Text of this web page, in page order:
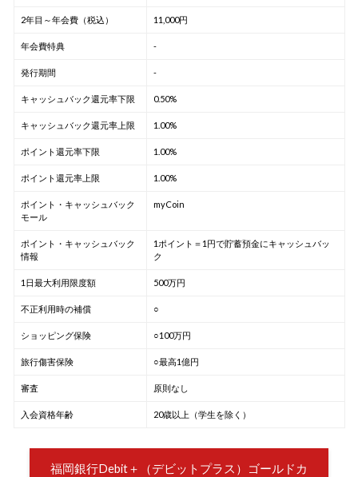
2年目～年会費（税込） 11,000円
年会費特典 -
発行期間 -
キャッシュバック還元率下限 0.50%
キャッシュバック還元率上限 1.00%
ポイント還元率下限 1.00%
ポイント還元率上限 1.00%
ポイント・キャッシュバック
モール
myCoin
ポイント・キャッシュバック
情報
1ポイント＝1円で貯蓄預金にキャッシュバッ
ク
1日最大利用限度額 500万円
不正利用時の補償 ○
ショッピング保険 ○100万円
旅行傷害保険 ○最高1億円
審査 原則なし
入会資格年齢 20歳以上（学生を除く）
福岡銀行Debit＋（デビットプラス）ゴールドカ